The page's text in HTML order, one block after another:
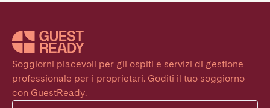
Soggiorni piacevoli per gli ospiti e servizi di gestione
professionale per i proprietari. Goditi il tuo soggiorno
con GuestReady.